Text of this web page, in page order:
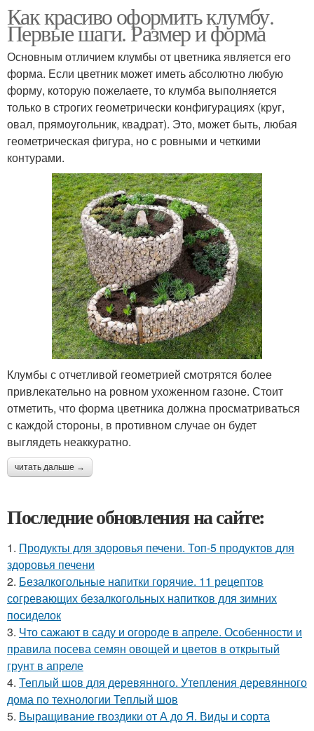
Как красиво оформить клумбу.
Первые шаги. Размер и форма
Основным отличием клумбы от цветника является его
форма. Если цветник может иметь абсолютно любую
форму, которую пожелаете, то клумба выполняется
только в строгих геометрически конфигурациях (круг,
овал, прямоугольник, квадрат). Это, может быть, любая
геометрическая фигура, но с ровными и четкими
контурами.
Клумбы с отчетливой геометрией смотрятся более
привлекательно на ровном ухоженном газоне. Стоит
отметить, что форма цветника должна просматриваться
с каждой стороны, в противном случае он будет
выглядеть неаккуратно.
читать дальше →
Последние обновления на сайте:
1. Продукты для здоровья печени. Топ-5 продуктов для
здоровья печени
2. Безалкогольные напитки горячие. 11 рецептов
согревающих безалкогольных напитков для зимних
посиделок
3. Что сажают в саду и огороде в апреле. Особенности и
правила посева семян овощей и цветов в открытый
грунт в апреле
4. Теплый шов для деревянного. Утепления деревянного
дома по технологии Теплый шов
5. Выращивание гвоздики от А до Я. Виды и сорта